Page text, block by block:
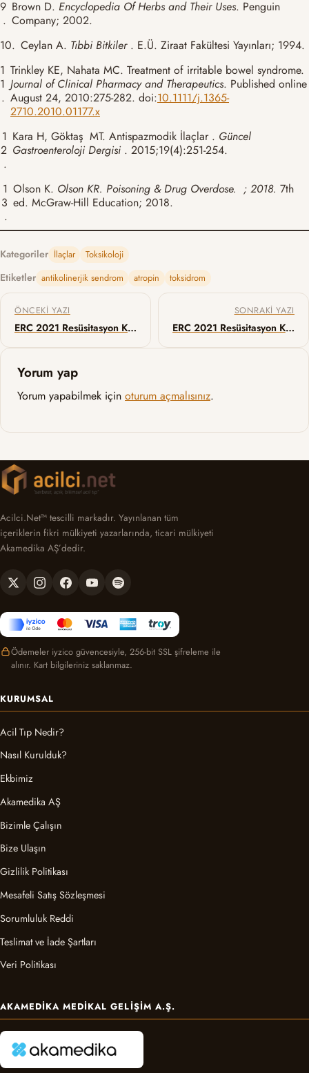
9
.
Brown D. Encyclopedia Of Herbs and Their Uses. Penguin
Company; 2002.
10. Ceylan A. Tıbbi Bitkiler . E.Ü. Ziraat Fakültesi Yayınları; 1994.
1
1
.
Trinkley KE, Nahata MC. Treatment of irritable bowel syndrome.
Journal of Clinical Pharmacy and Therapeutics. Published online
August 24, 2010:275-282. doi:10.1111/j.1365-
2710.2010.01177.x
1
2
.
Kara H, Göktaş MT. Antispazmodik İlaçlar . Güncel
Gastroenteroloji Dergisi . 2015;19(4):251-254.
1
3
.
Olson K. Olson KR. Poisoning & Drug Overdose. ; 2018. 7th
ed. McGraw-Hill Education; 2018.
Kategoriler İlaçlar Toksikoloji
Etiketler antikolinerjik sendrom atropin toksidrom
Yazı gezinmesi
ÖNCEKI YAZI
ERC 2021 Resüsitasyon Kılavuzu – Avrupa Kardiyak Arrest Epidemiyolojisi
SONRAKI YAZI
ERC 2021 Resüsitasyon Kılavuzu – Resüsitasyon Etiği ve Yaşam Sonu Kararları
Yorum yap
Yorum yapabilmek için oturum açmalısınız.
Acilci.Net™ tescilli markadır. Yayınlanan tüm
içeriklerin fikri mülkiyeti yazarlarında, ticari mülkiyeti
Akamedika AŞ’dedir.
Ödemeler iyzico güvencesiyle, 256-bit SSL şifreleme ile
alınır. Kart bilgileriniz saklanmaz.
KURUMSAL
Acil Tıp Nedir?
Nasıl Kurulduk?
Ekbimiz
Akamedika AŞ
Bizimle Çalışın
Bize Ulaşın
Gizlilik Politikası
Mesafeli Satış Sözleşmesi
Sorumluluk Reddi
Teslimat ve İade Şartları
Veri Politikası
AKAMEDIKA MEDIKAL GELIŞIM A.Ş.